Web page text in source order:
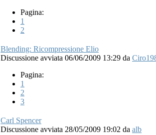
Pagina:
1
2
Blending: Ricompressione Elio
Discussione avviata 06/06/2009 13:29 da
Pagina:
1
2
3
Carl Spencer
Discussione avviata 28/05/2009 19:02 da alb